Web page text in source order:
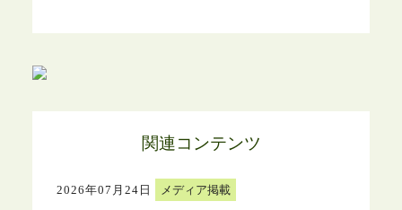
関連コンテンツ
2026年07月24日 メディア掲載